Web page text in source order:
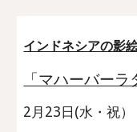
インドネシアの影
「マハーバーラ
2月23日(水・祝